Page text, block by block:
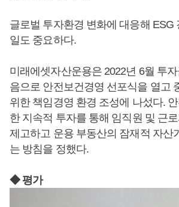
글로벌 투자환경 변화에 대응해 ESG
일도 중요하다.
미래에셋자산운용은 2022년 6월 투
음으로 안전보건경영 선포식을 열고
위한 책임경영 환경 조성에 나섰다.
한 지속적 투자를 통해 임직원 및 근
제고하고 운용 부동산의 잠재적 자산
는 방침을 정했다.
◆ 평가